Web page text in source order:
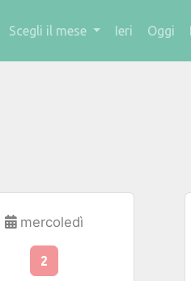
Scegli il mese Ieri Oggi
mercoledì
2